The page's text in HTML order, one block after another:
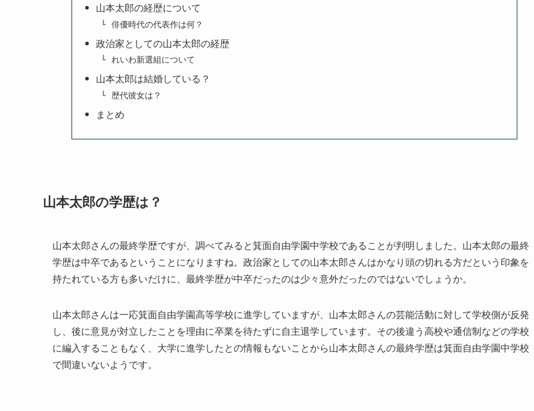
山本太郎の経歴について
俳優時代の代表作は何？
政治家としての山本太郎の経歴
れいわ新選組について
山本太郎は結婚している？
歴代彼女は？
まとめ
山本太郎の学歴は？
山本太郎さんの最終学歴ですが、調べてみると箕面自由学園中学校であることが判明しました。山本太郎の最終
学歴は中卒であるということになりますね。政治家としての山本太郎さんはかなり頭の切れる方だという印象を
持たれている方も多いだけに、最終学歴が中卒だったのは少々意外だったのではないでしょうか。
山本太郎さんは一応箕面自由学園高等学校に進学していますが、山本太郎さんの芸能活動に対して学校側が反発
し、後に意見が対立したことを理由に卒業を待たずに自主退学しています。その後違う高校や通信制などの学校
に編入することもなく、大学に進学したとの情報もないことから山本太郎さんの最終学歴は箕面自由学園中学校
で間違いないようです。